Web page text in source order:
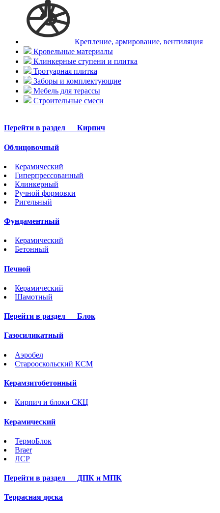
Крепление, армирование, вентиляция
Кровельные материалы
Клинкерные ступени и плитка
Тротуарная плитка
Заборы и комплектующие
Мебель для терассы
Строительные смеси
Перейти в раздел Кирпич
Облицовочный
Керамический
Гиперпрессованный
Клинкерный
Ручной формовки
Ригельный
Фундаментный
Керамический
Бетонный
Печной
Керамический
Шамотный
Перейти в раздел Блок
Газосиликатный
Аэробел
Старооскольский КСМ
Керамзитобетонный
Кирпич и блоки СКЦ
Керамический
ТермоБлок
Braer
ЛСР
Перейти в раздел ДПК и МПК
Террасная доска